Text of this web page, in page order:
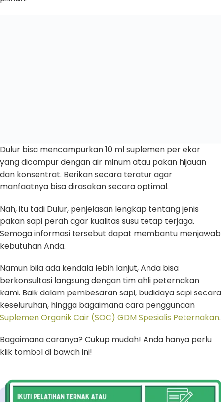
Dulur bisa mencampurkan 10 ml suplemen per ekor
yang dicampur dengan air minum atau pakan hijauan
dan konsentrat. Berikan secara teratur agar
manfaatnya bisa dirasakan secara optimal.
Nah, itu tadi Dulur, penjelasan lengkap tentang jenis
pakan sapi perah agar kualitas susu tetap terjaga.
Semoga informasi tersebut dapat membantu menjawab
kebutuhan Anda.
Namun bila ada kendala lebih lanjut, Anda bisa
berkonsultasi langsung dengan tim ahli peternakan
kami. Baik dalam pembesaran sapi, budidaya sapi secara
keseluruhan, hingga bagaimana cara penggunaan
Suplemen Organik Cair (SOC) GDM Spesialis Peternakan.
Bagaimana caranya? Cukup mudah! Anda hanya perlu
klik tombol di bawah ini!